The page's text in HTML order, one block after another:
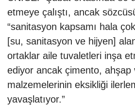
etmeye çalıştı, ancak
“sanitasyon kapsamı hala
[su, sanitasyon ve hijyen]
ortaklar aile tuvaletleri inşa
ediyor ancak çimento, ahşap
malzemelerinin eksikliği
yavaşlatıyor.”